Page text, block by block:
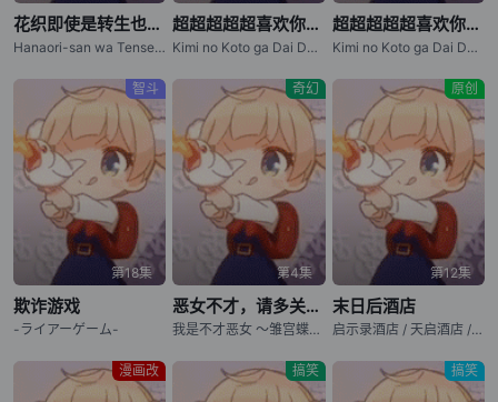
花织即使是转生也想打架
Hanaori-san wa Tensei shitemo Kenka ga Shitai / Hanaori-san Still Wants to Fight in the Next Life / 花织同学转生后还是想干架
超超超超超喜欢你的100个女朋友 第三季
Kimi no Koto ga Dai Dai Dai Dai Daisuki na 100-nin no Kanojo 3
超超超超超喜欢你的100个女朋友 第二季
Kimi no Koto ga Dai Dai Dai Dai Daisuki na Hyakunin no Kanojo (2025) / The 100 Girlfriends Who Really, Really, Really, Really, Really Love You (2025) / Kimi no Koto ga Dai Dai Dai Dai Daisuki na 100-nin no Kanojo 2 / The 100 Girlfriends Who Really, Really
智斗
第18集
欺诈游戏
-ライアーゲーム-
奇幻
第4集
恶女不才，请多关照 ～雏宫蝶鼠换身传～
我是不才恶女 ～雏宫蝶鼠互换传～ / 虽然我是不完美恶女 ～雏宫蝶鼠替换传～ / Though I Am an Inept Villainess: Tale of the Butterfly-Rat Body Swap in the Maiden Court / Futsutsuka na Akujo dewa Gozaimasu ga: Suuguu Chouso Torikae Den
原创
第12集
末日后酒店
启示录酒店 / 天启酒店 / Apocalypse Hotel
漫画改 搞笑 搞笑